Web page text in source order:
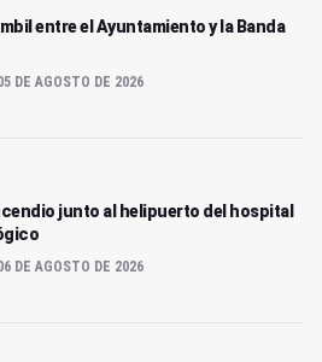
entre el Ayuntamiento y la Banda
DE AGOSTO DE 2026
junto al helipuerto del hospital
DE AGOSTO DE 2026